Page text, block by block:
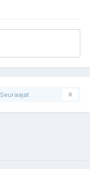
Seuraajat 0